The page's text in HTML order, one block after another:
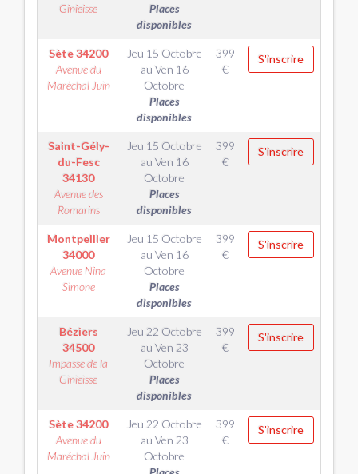
Ginieisse
Places
disponibles
Sète34200
Avenue du
Maréchal Juin
Jeu 15 Octobre
au Ven 16
Octobre
Places
disponibles
399
€
S'inscrire
Saint-Gély-
du-Fesc
34130
Avenue des
Romarins
Jeu 15 Octobre
au Ven 16
Octobre
Places
disponibles
399
€
S'inscrire
Montpellier
34000
Avenue Nina
Simone
Jeu 15 Octobre
au Ven 16
Octobre
Places
disponibles
399
€
S'inscrire
Béziers
34500
Impasse de la
Ginieisse
Jeu 22 Octobre
au Ven 23
Octobre
Places
disponibles
399
€
S'inscrire
Sète34200
Avenue du
Maréchal Juin
Jeu 22 Octobre
au Ven 23
Octobre
399
€
S'inscrire